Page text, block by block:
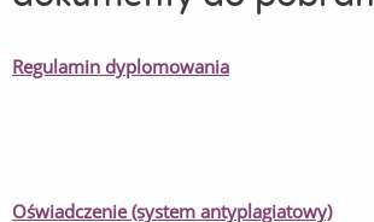
Regulamin dyplomowania
Oświadczenie (system antyplagiatowy)